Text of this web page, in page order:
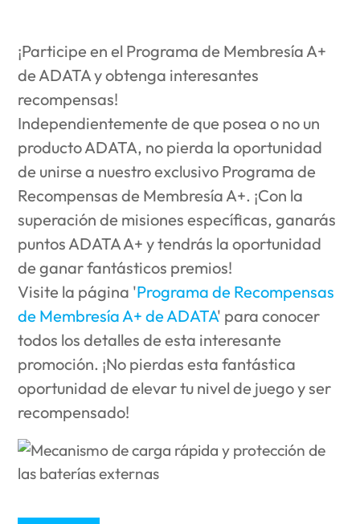
¡Participe en el Programa de Membresía A+
de ADATA y obtenga interesantes
recompensas!
Independientemente de que posea o no un
producto ADATA, no pierda la oportunidad
de unirse a nuestro exclusivo Programa de
Recompensas de Membresía A+. ¡Con la
superación de misiones específicas, ganarás
puntos ADATA A+ y tendrás la oportunidad
de ganar fantásticos premios!
Visite la página 'Programa de Recompensas
de Membresía A+ de ADATA' para conocer
todos los detalles de esta interesante
promoción. ¡No pierdas esta fantástica
oportunidad de elevar tu nivel de juego y ser
recompensado!